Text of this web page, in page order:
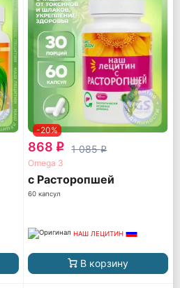
-20%
868 q 1 085q
Omega 3
с Расторопшей
60 капсул
НАШ ЛЕЦИТИН
В корзину